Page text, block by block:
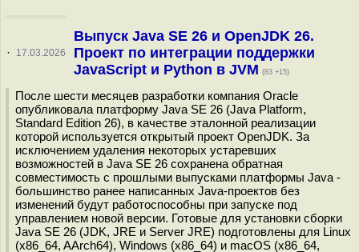
· 17.03.2026
Выпуск Java SE 26 и OpenJDK 26.
Проект по интеграции поддержки
JavaScript и Python в JVM (83 +15)
После шести месяцев разработки компания Oracle
опубликовала платформу Java SE 26 (Java Platform,
Standard Edition 26), в качестве эталонной реализации
которой используется открытый проект OpenJDK. За
исключением удаления некоторых устаревших
возможностей в Java SE 26 сохранена обратная
совместимость с прошлыми выпусками платформы Java -
большинство ранее написанных Java-проектов без
изменений будут работоспособны при запуске под
управлением новой версии. Готовые для установки сборки
Java SE 26 (JDK, JRE и Server JRE) подготовлены для Linux
(x86_64, AArch64), Windows (x86_64) и macOS (x86_64,